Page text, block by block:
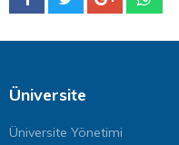
Üniversite
Üniversite Yönetimi